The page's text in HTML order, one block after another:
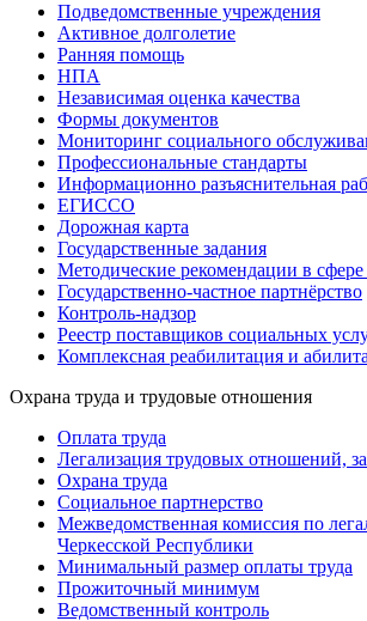
Подведомственные учреждения
Активное долголетие
Ранняя помощь
НПА
Независимая оценка качества
Формы документов
Мониторинг социального
Профессиональные стандарты
Информационно разъяснительная
ЕГИССО
Дорожная карта
Государственные задания
Методические рекомендации в
Государственно-частное партнёрство
Контроль-надзор
Реестр поставщиков социальных
Комплексная реабилитация и
Охрана труда и трудовые отношения
Оплата труда
Легализация трудовых отношений,
Охрана труда
Социальное партнерство
Межведомственная комиссия по
Черкесской Республики
Минимальный размер оплаты труда
Прожиточный минимум
Ведомственный контроль